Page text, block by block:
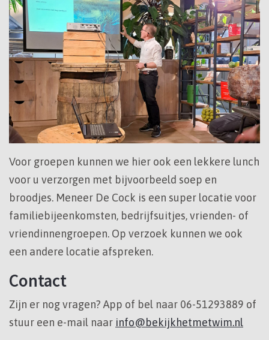
Voor groepen kunnen we hier ook een lekkere lunch
voor u verzorgen met bijvoorbeeld soep en
broodjes. Meneer De Cock is een super locatie voor
familiebijeenkomsten, bedrijfsuitjes, vrienden- of
vriendinnengroepen. Op verzoek kunnen we ook
een andere locatie afspreken.
Contact
Zijn er nog vragen? App of bel naar 06-51293889 of
stuur een e-mail naar info@bekijkhetmetwim.nl